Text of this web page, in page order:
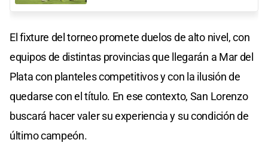
El fixture del torneo promete duelos de alto nivel, con
equipos de distintas provincias que llegarán a Mar del
Plata con planteles competitivos y con la ilusión de
quedarse con el título. En ese contexto, San Lorenzo
buscará hacer valer su experiencia y su condición de
último campeón.